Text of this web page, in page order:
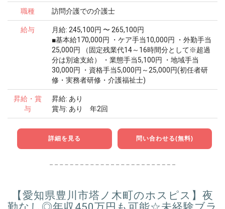
職種 訪問介護での介護士
給与
月給: 245,100円 〜 265,100円
■基本給170,000円 ・ケア手当10,000円 ・外勤手当
25,000円 （固定残業代14～16時間分として※超過
分は別途支給） ・業態手当5,100円 ・地域手当
30,000円 ・資格手当5,000円～25,000円(初任者研
修・実務者研修・介護福祉士)
昇給・賞
与
昇給: あり
賞与: あり 年2回
詳細を見る 問い合わせる(無料)
【愛知県豊川市塔ノ木町のホスピス】夜